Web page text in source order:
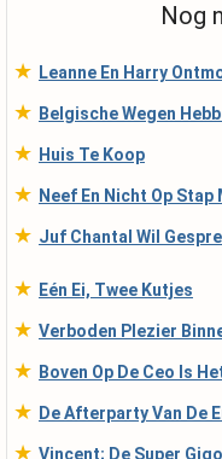
Nog
★ Leanne En Harry
★ Belgische Wegen Hebben
★ Huis Te Koop
★ Neef En Nicht Op Stap Met
★ Juf Chantal Wil
★ Eén Ei, Twee Kutjes
★ Verboden Plezier
★ Boven Op De Ceo Is
★ De Afterparty Van De
★ Vincent; De Super